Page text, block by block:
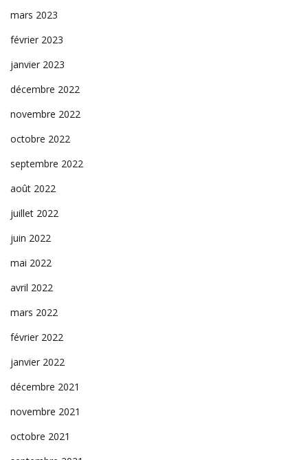
mars 2023
février 2023
janvier 2023
décembre 2022
novembre 2022
octobre 2022
septembre 2022
août 2022
juillet 2022
juin 2022
mai 2022
avril 2022
mars 2022
février 2022
janvier 2022
décembre 2021
novembre 2021
octobre 2021